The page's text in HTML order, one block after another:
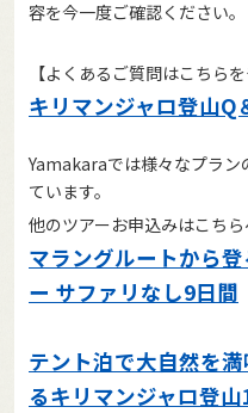
容を今一度ご確認ください。
【よくあるご質問はこちらを
キリマンジャロ登山Q
Yamakaraでは様々なプラン
ています。
他のツアーお申込みはこち
マラングルートから
ー サファリなし9日間
テント泊で大自然を
るキリマンジャロ登
1:キリマンジャロ空港